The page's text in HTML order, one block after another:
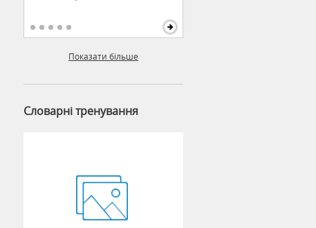
Показати більше
Словарні тренування